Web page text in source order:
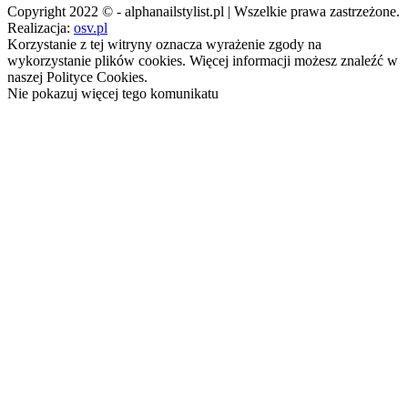
Copyright 2022 © - alphanailstylist.pl | Wszelkie prawa zastrzeżone.
Realizacja: osv.pl
Korzystanie z tej witryny oznacza wyrażenie zgody na
wykorzystanie plików cookies. Więcej informacji możesz znaleźć w
naszej Polityce Cookies.
Nie pokazuj więcej tego komunikatu